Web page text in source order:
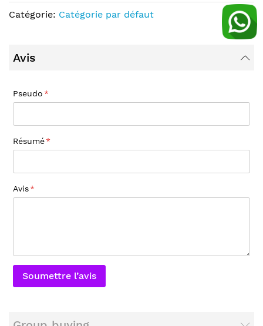
Catégorie: Catégorie par défaut
Avis
Pseudo
Résumé
Avis
Soumettre l’avis